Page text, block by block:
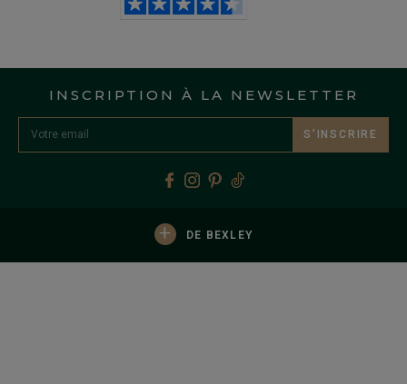
INSCRIPTION À LA NEWSLETTER
S’INSCRIRE
+ DE BEXLEY